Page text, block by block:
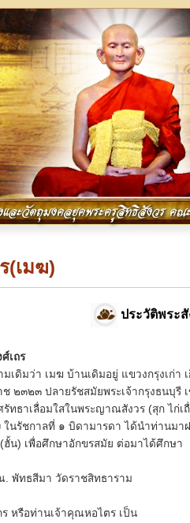
และวัตถุมงคลยุคพระครูสิทธิสังวร คณ
(เมฆ)
ประวัติพระสั
เถร
เดิมว่า เมฆ บ้านเดิมอยู่ แขวงกรุงเก่า
๒๓๒๓ ปลายรัชสมัยพระเจ้ากรุงธนบุรี
ทธาเลื่อมใสในพระญาณสังวร (สุก ไก่เ
นรัชกาลที่ ๑ บิดามารดา ได้นำท่านมา
น) เพื่อศึกษาอักขรสมัย ต่อมาได้ศึกษา
พัทธสีมา วัดราชสิทธาราม
หรือท่านเจ้าคุณหอไตร เป็น